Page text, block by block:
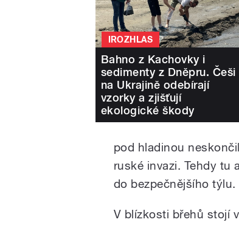
IROZHLAS
Bahno z Kachovky i
sedimenty z Dněpru. Češi
na Ukrajině odebírají
vzorky a zjišťují
ekologické škody
pod hladinou
ruské invazi. Tehdy tu
do bezpečnějšího týlu.
V blízkosti břehů stojí